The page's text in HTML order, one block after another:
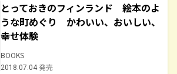
とっておきのフィンランド 絵本のよ
うな町めぐり かわいい、おいしい、
幸せ体験
BOOKS
2018.07.04 発売